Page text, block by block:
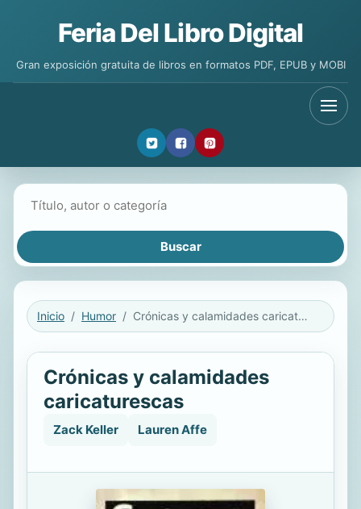
Feria Del Libro Digital
Gran exposición gratuita de libros en formatos PDF, EPUB y MOBI
Inicio Humor Crónicas y calamidades caricaturescas
Crónicas y calamidades
caricaturescas
Zack Keller Lauren Affe